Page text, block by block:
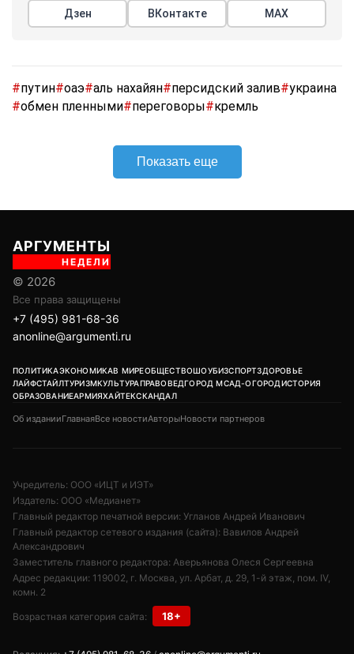
Дзен ВКонтакте МАХ
#путин#оаэ#аль нахайян#персидский залив#украина
#обмен пленными#переговоры#кремль
Показать еще
АРГУМЕНТЫ
НЕДЕЛИ
© 2026
Все права защищены
+7 (495) 981-68-36
anonline@argumenti.ru
ПОЛИТИКАЭКОНОМИКАВ МИРЕОБЩЕСТВОШОУБИЗСПОРТЗДОРОВЬЕ
ЛАЙФСТАЙЛТУРИЗМКУЛЬТУРАПРАВОВЕДГОРОД МСАД-ОГОРОДИСТОРИЯ
ОБРАЗОВАНИЕАРМИЯХАЙТЕКСКАНДАЛ
Об изданииГлавнаяВсе новостиАвторыНовости партнеров
Учредитель: ООО «ИЦТ и ИЭТ»
Издатель: ООО «Медианет»
Главный редактор печатной версии: Угланов Андрей Иванович
Главный редактор сетевого издания (сайта): Вавилов Андрей
Александрович
Заместитель главного редактора: Аверьянова Олеся Сергеевна
Адрес редакции: 119002, г. Москва, ул. Арбат, д. 29, 1-й этаж, пом. IV,
комн. 2
Возрастная категория сайта: 18+